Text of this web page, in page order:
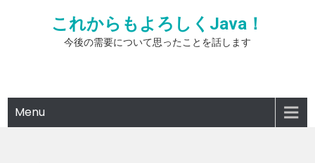
これからもよろしくJava！
今後の需要について思ったことを話します
Menu